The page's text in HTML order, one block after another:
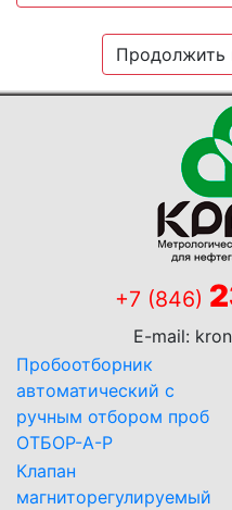
Продолжить
+7 (846)
E-mail:
Пробоотборник
автоматический с
ручным отбором проб
ОТБОР-А-Р
Клапан
магниторегулируемый